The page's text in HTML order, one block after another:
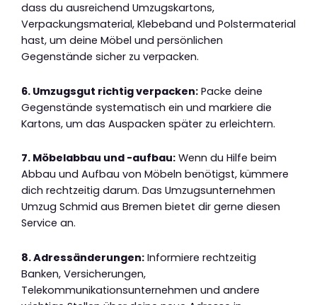
dass du ausreichend Umzugskartons,
Verpackungsmaterial, Klebeband und Polstermaterial
hast, um deine Möbel und persönlichen
Gegenstände sicher zu verpacken.
6. Umzugsgut richtig verpacken: Packe deine
Gegenstände systematisch ein und markiere die
Kartons, um das Auspacken später zu erleichtern.
7. Möbelabbau und -aufbau: Wenn du Hilfe beim
Abbau und Aufbau von Möbeln benötigst, kümmere
dich rechtzeitig darum. Das Umzugsunternehmen
Umzug Schmid aus Bremen bietet dir gerne diesen
Service an.
8. Adressänderungen: Informiere rechtzeitig
Banken, Versicherungen,
Telekommunikationsunternehmen und andere